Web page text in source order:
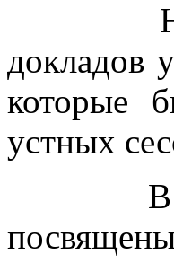
докладов
которые
устных
В